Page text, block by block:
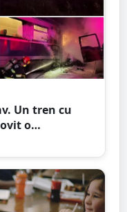
Un tren cu
o